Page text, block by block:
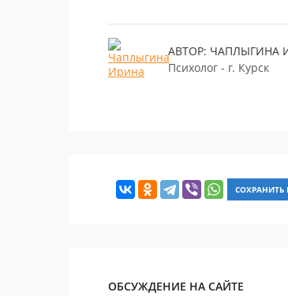
АВТОР: ЧАПЛЫГИНА
Психолог - г. Курск
СОХРАНИТЬ
ОБСУЖДЕНИЕ НА САЙТЕ